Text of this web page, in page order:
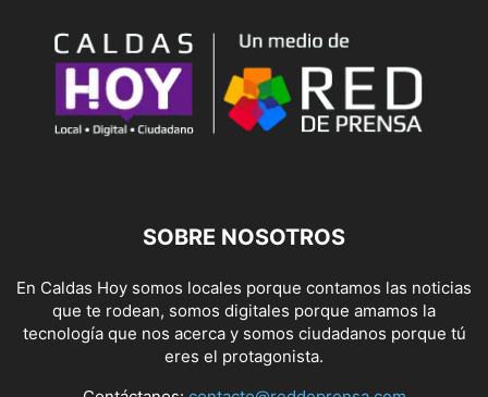
SOBRE NOSOTROS
En Caldas Hoy somos locales porque contamos las noticias
que te rodean, somos digitales porque amamos la
tecnología que nos acerca y somos ciudadanos porque tú
eres el protagonista.